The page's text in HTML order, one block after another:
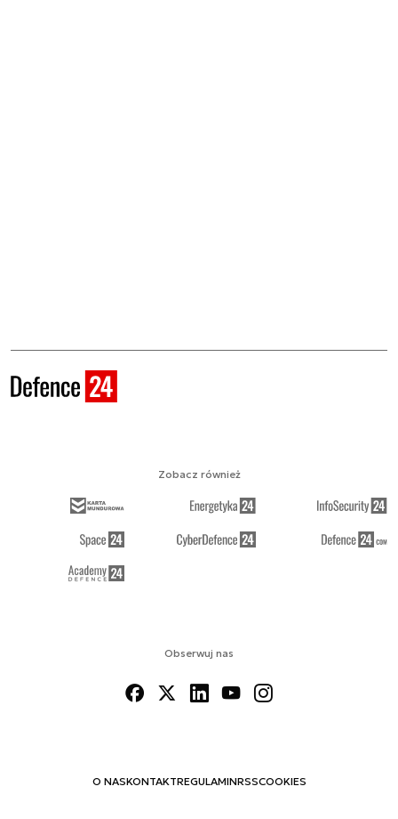
Obserwuj nas
O NASKONTAKTREGULAMINRSSCOOKIES
Zobacz również